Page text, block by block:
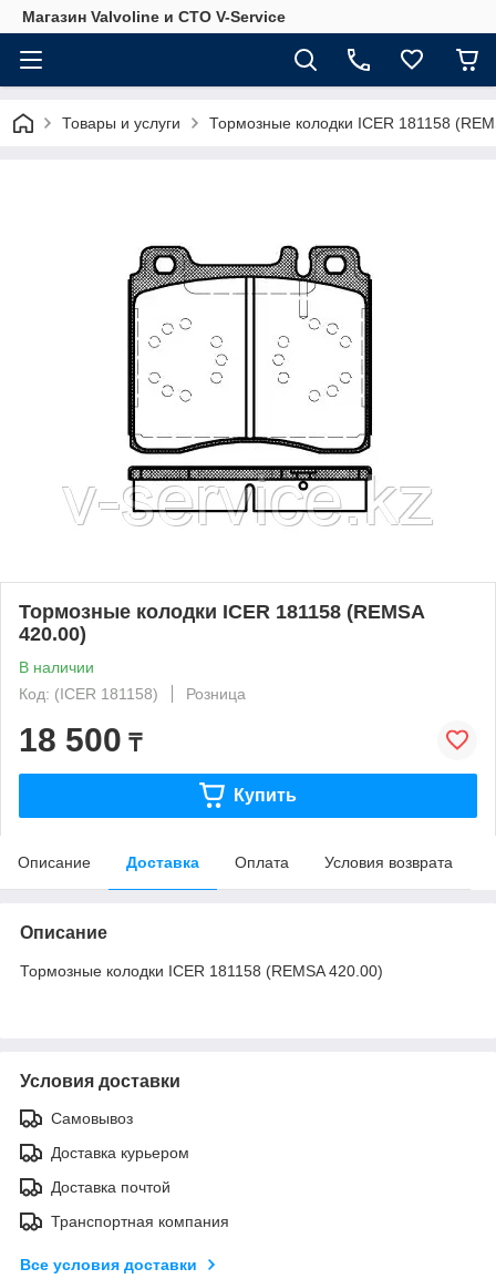
Магазин Valvoline и СТО V-Service
Товары и услуги Тормозные колодки ICER 181158
Тормозные колодки ICER 181158 (REMSA
420.00)
В наличии
Код: (ICER 181158)
Розница
18 500 ₸
Купить
Описание Доставка Оплата Условия возврата
Описание
Тормозные колодки ICER 181158 (REMSA 420.00)
Условия доставки
Самовывоз
Доставка курьером
Доставка почтой
Транспортная компания
Все условия доставки